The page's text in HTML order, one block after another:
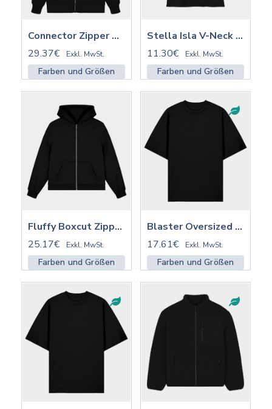
Connector Zipper ST/ST mit Stick | STSU207
29.37€
Exkl. MwSt.
Farben und Größen
Stella Isla V-Neck Shirt ST/ST | STTW176
11.30€
Exkl. MwSt.
Farben und Größen
Fluffy Boxcut Zipper | BY285
25.17€
Exkl. MwSt.
Farben und Größen
Blaster Oversized Shirt 2.0 ST/ST mit Stick | STTU959
17.61€
Exkl. MwSt.
Farben und Größen